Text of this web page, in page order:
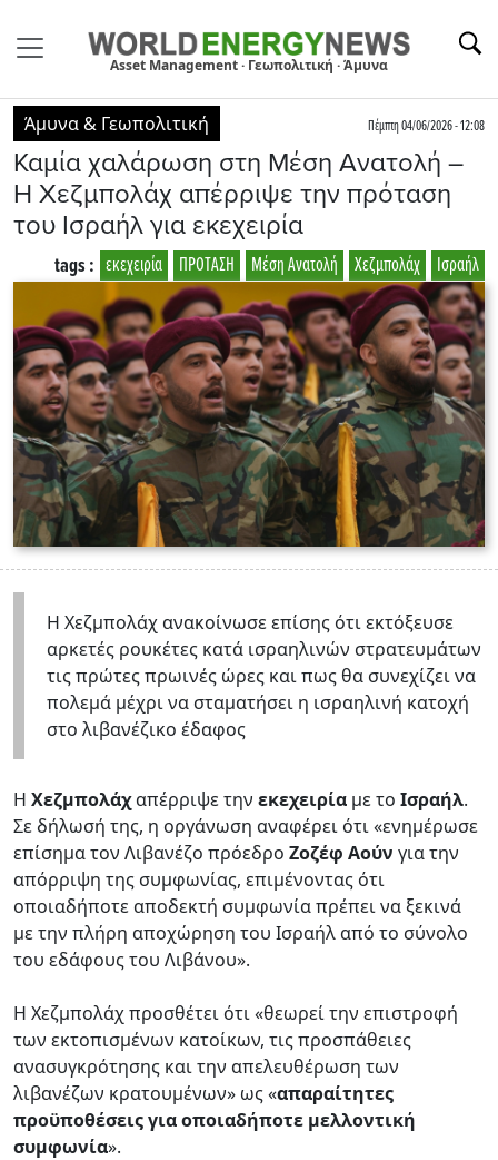
Asset Management · Γεωπολιτική · Άμυνα
Άμυνα & Γεωπολιτική Πέμπτη 04/06/2026 - 12:08
Καμία χαλάρωση στη Μέση Ανατολή –
Η Χεζμπολάχ απέρριψε την πρόταση
του Ισραήλ για εκεχειρία
Ισραήλ
Χεζμπολάχ
Μέση Ανατολή
ΠΡΟΤΑΣΗ
εκεχειρία
tags :
Η Χεζμπολάχ ανακοίνωσε επίσης ότι εκτόξευσε
αρκετές ρουκέτες κατά ισραηλινών στρατευμάτων
τις πρώτες πρωινές ώρες και πως θα συνεχίζει να
πολεμά μέχρι να σταματήσει η ισραηλινή κατοχή
στο λιβανέζικο έδαφος
Η Χεζμπολάχαπέρριψε την εκεχειρία με το Ισραήλ.
Σε δήλωσή της, η οργάνωση αναφέρει ότι «ενημέρωσε
επίσημα τον Λιβανέζο πρόεδρο Ζοζέφ Αούν για την
απόρριψη της συμφωνίας, επιμένοντας ότι
οποιαδήποτε αποδεκτή συμφωνία πρέπει να ξεκινά
με την πλήρη αποχώρηση του Ισραήλ από το σύνολο
του εδάφους του Λιβάνου».
Η Χεζμπολάχ προσθέτει ότι «θεωρεί την επιστροφή
των εκτοπισμένων κατοίκων, τις προσπάθειες
ανασυγκρότησης και την απελευθέρωση των
λιβανέζων κρατουμένων» ως «απαραίτητες
προϋποθέσεις για οποιαδήποτε μελλοντική
συμφωνία».